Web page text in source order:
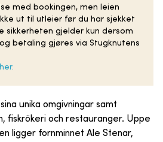
med bookingen, men leien
ut til utleier før du har sjekket
sikkerheten gjelder kun dersom
betaling gjøres via Stugknutens
unika omgivningar samt
fiskrökeri och restauranger. Uppe
ligger fornminnet Ale Stenar,